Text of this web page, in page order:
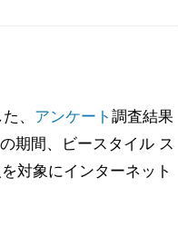
、 アンケート 調査結果
期間、ビースタイル ス
対象にインターネット